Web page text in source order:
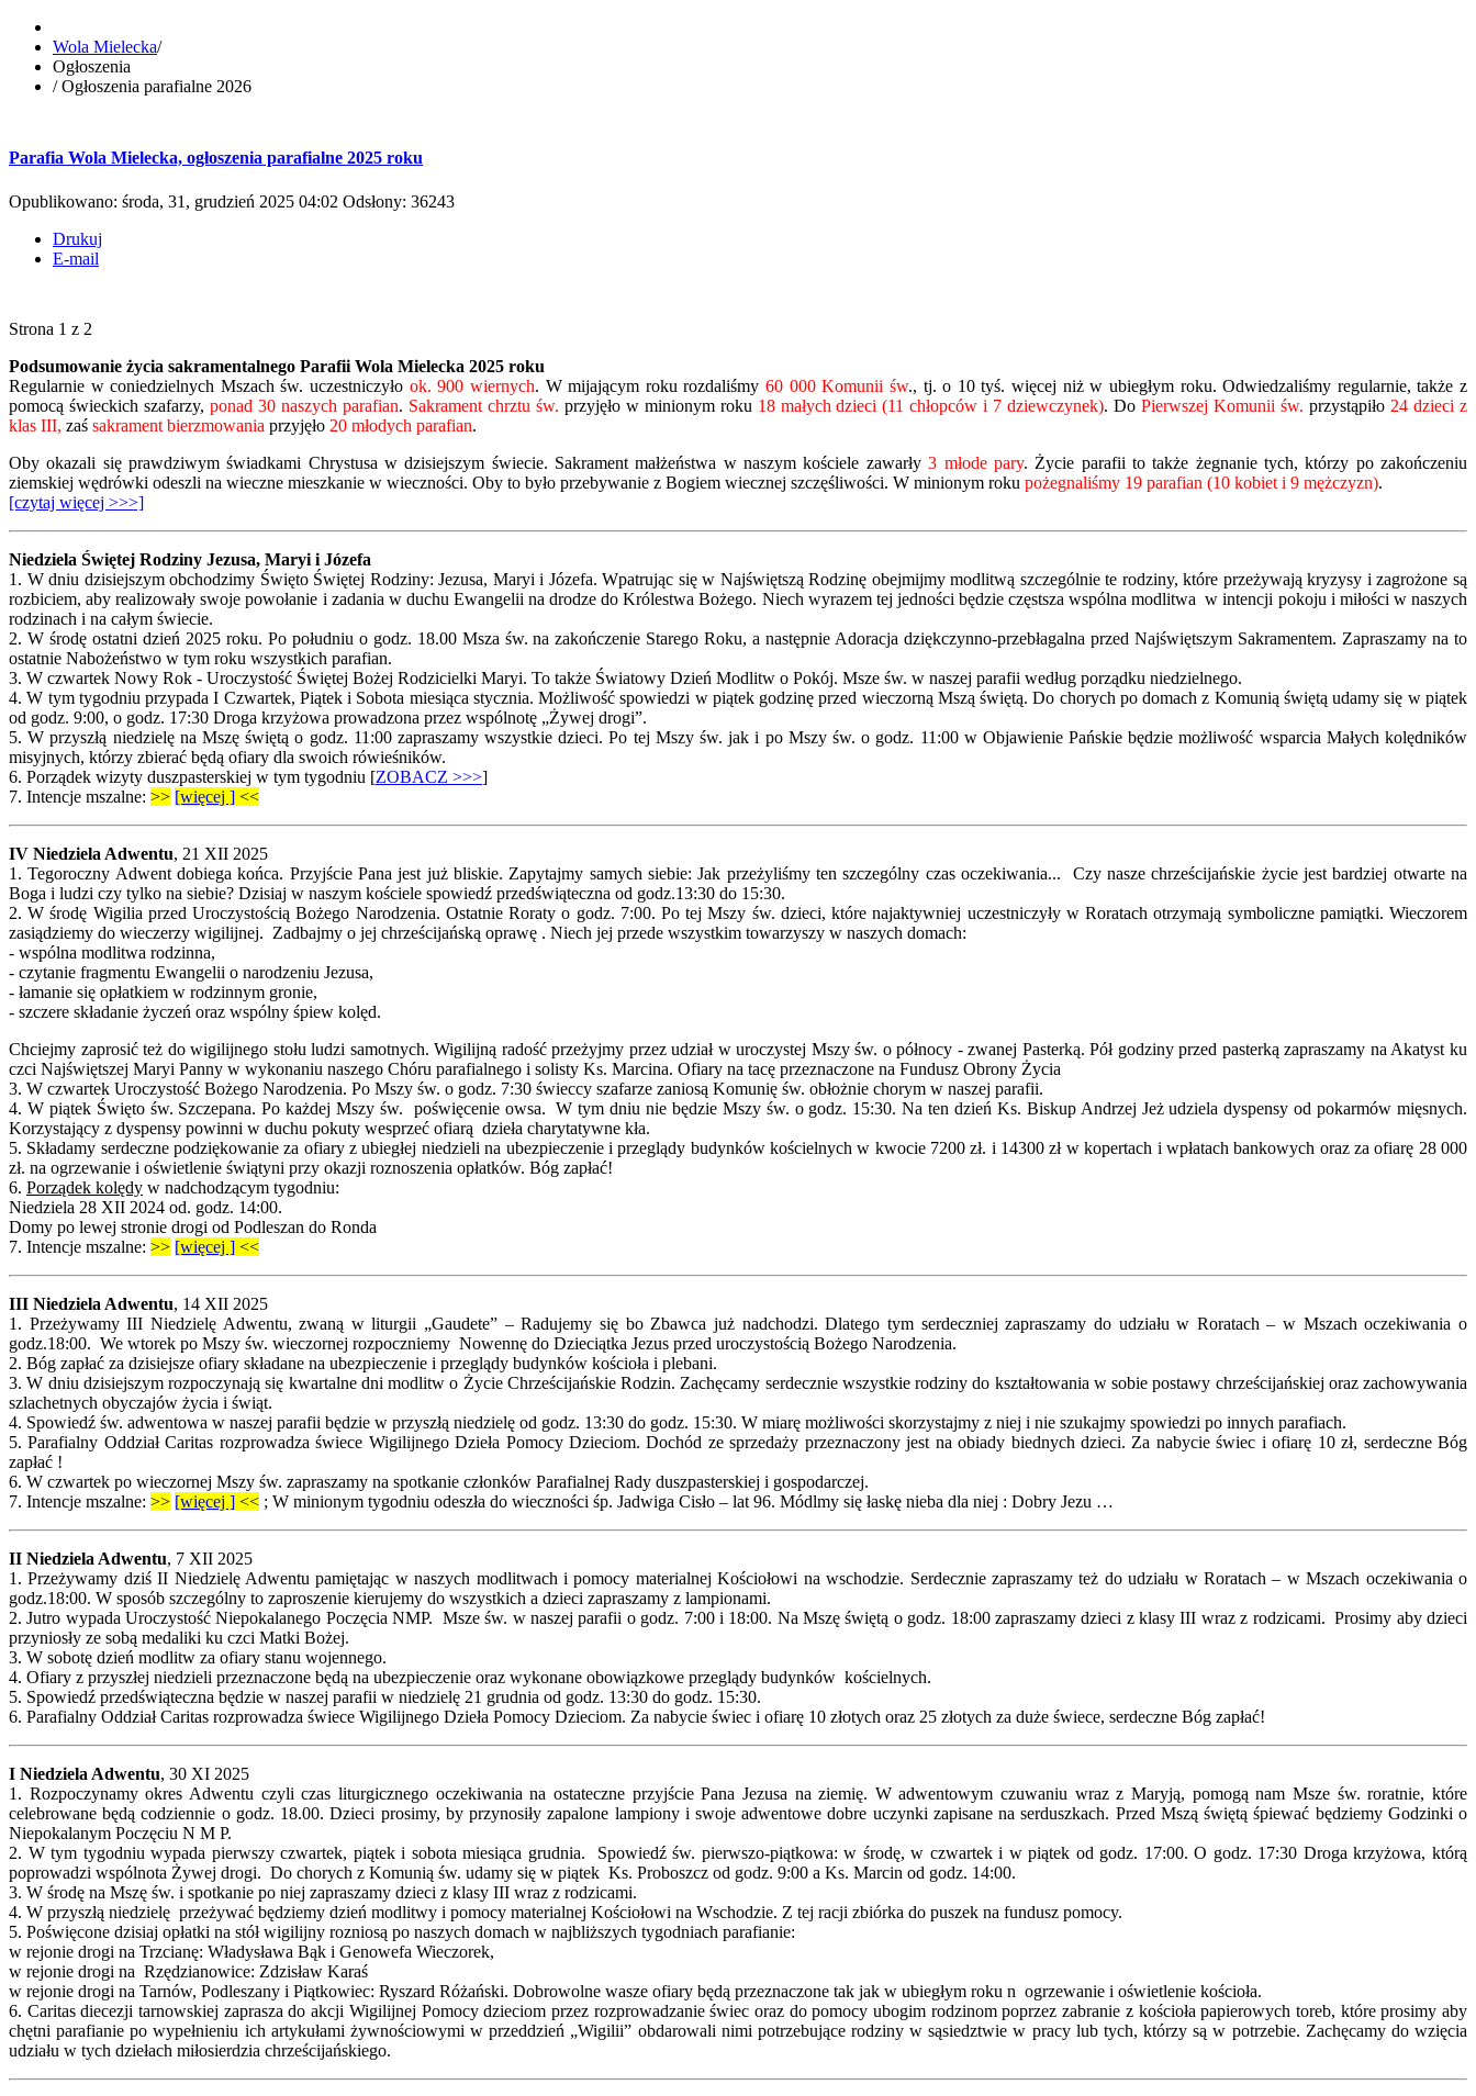
Wola Mielecka/
Ogłoszenia
/Ogłoszenia parafialne 2026
Parafia Wola Mielecka, ogłoszenia parafialne 2025 roku
Opublikowano: środa, 31, grudzień 2025 04:02 Odsłony: 36243
Drukuj
E-mail
Strona 1 z 2
Podsumowanie życia sakramentalnego Parafii Wola Mielecka 2025 roku
Regularnie w coniedzielnych Mszach św. uczestniczyło ok. 900 wiernych. W mijającym roku rozdaliśmy60 000 Komunii św., tj. o 10 tyś. więcej niż w ubiegłym roku. Odwiedzaliśmy regularnie, także z
pomocą świeckich szafarzy, ponad 30 naszych parafian. Sakrament chrztu św. przyjęło w minionym roku 18 małych dzieci (11 chłopców i 7 dziewczynek).Do Pierwszej Komunii św.przystąpiło 24 dzieci z
klas III, zaś sakrament bierzmowania przyjęło 20 młodych parafian.
Oby okazali się prawdziwym świadkami Chrystusa w dzisiejszym świecie. Sakrament małżeństwa w naszym kościele zawarły3 młode pary. Życie parafii to także żegnanie tych, którzy po zakończeniu
ziemskiej wędrówki odeszli na wieczne mieszkanie w wieczności. Oby to było przebywanie z Bogiem wiecznej szczęśliwości. W minionym roku pożegnaliśmy 19 parafian (10 kobiet i 9 mężczyzn).
[czytaj więcej >>>]
Niedziela Świętej Rodziny Jezusa, Maryi i Józefa
1. W dniu dzisiejszym obchodzimy Święto Świętej Rodziny: Jezusa, Maryi i Józefa. Wpatrując się w Najświętszą Rodzinę obejmijmy modlitwą szczególnie te rodziny, które przeżywają kryzysy i zagrożone są
rozbiciem, aby realizowały swoje powołanie i zadania w duchu Ewangelii na drodze do Królestwa Bożego. Niech wyrazem tej jedności będzie częstsza wspólna modlitwa w intencji pokoju i miłości w naszych
rodzinach i na całym świecie.
2. W środę ostatni dzień 2025 roku. Po południu o godz. 18.00 Msza św. na zakończenie Starego Roku, a następnie Adoracja dziękczynno-przebłagalna przed Najświętszym Sakramentem. Zapraszamy na to
ostatnie Nabożeństwo w tym roku wszystkich parafian.
3. W czwartek Nowy Rok - Uroczystość Świętej Bożej Rodzicielki Maryi. To także Światowy Dzień Modlitw o Pokój. Msze św. w naszej parafii według porządku niedzielnego.
4. W tym tygodniu przypada I Czwartek, Piątek i Sobota miesiąca stycznia. Możliwość spowiedzi w piątek godzinę przed wieczorną Mszą świętą. Do chorych po domach z Komunią świętą udamy się w piątek
od godz. 9:00, o godz. 17:30 Droga krzyżowa prowadzona przez wspólnotę „Żywej drogi”.
5. W przyszłą niedzielę na Mszę świętą o godz. 11:00 zapraszamy wszystkie dzieci. Po tej Mszy św. jak i po Mszy św. o godz. 11:00 w Objawienie Pańskie będzie możliwość wsparcia Małych kolędników
misyjnych, którzy zbierać będą ofiary dla swoich rówieśników.
6. Porządek wizyty duszpasterskiej w tym tygodniu [ZOBACZ >>>]
7. Intencje mszalne: >> [więcej ] <<
IV Niedziela Adwentu, 21 XII 2025
1. Tegoroczny Adwent dobiega końca. Przyjście Pana jest już bliskie. Zapytajmy samych siebie: Jak przeżyliśmy ten szczególny czas oczekiwania... Czy nasze chrześcijańskie życie jest bardziej otwarte na
Boga i ludzi czy tylko na siebie? Dzisiaj w naszym kościele spowiedź przedświąteczna od godz.13:30 do 15:30.
2. W środę Wigilia przed Uroczystością Bożego Narodzenia. Ostatnie Roraty o godz. 7:00. Po tej Mszy św. dzieci, które najaktywniej uczestniczyły w Roratach otrzymają symboliczne pamiątki. Wieczorem
zasiądziemy do wieczerzy wigilijnej. Zadbajmy o jej chrześcijańską oprawę . Niech jej przede wszystkim towarzyszy w naszych domach:
- wspólna modlitwa rodzinna,
- czytanie fragmentu Ewangelii o narodzeniu Jezusa,
- łamanie się opłatkiem w rodzinnym gronie,
- szczere składanie życzeń oraz wspólny śpiew kolęd.
Chciejmy zaprosić też do wigilijnego stołu ludzi samotnych. Wigilijną radość przeżyjmy przez udział w uroczystej Mszy św. o północy - zwanej Pasterką. Pół godziny przed pasterką zapraszamy na Akatyst ku
czci Najświętszej Maryi Panny w wykonaniu naszego Chóru parafialnego i solisty Ks. Marcina. Ofiary na tacę przeznaczone na Fundusz Obrony Życia
3. W czwartek Uroczystość Bożego Narodzenia. Po Mszy św. o godz. 7:30 świeccy szafarze zaniosą Komunię św. obłożnie chorym w naszej parafii.
4. W piątek Święto św. Szczepana. Po każdej Mszy św. poświęcenie owsa. W tym dniu nie będzie Mszy św. o godz. 15:30. Na ten dzień Ks. Biskup Andrzej Jeż udziela dyspensy od pokarmów mięsnych.
Korzystający z dyspensy powinni w duchu pokuty wesprzeć ofiarą dzieła charytatywne kła.
5. Składamy serdeczne podziękowanie za ofiary z ubiegłej niedzieli na ubezpieczenie i przeglądy budynków kościelnych w kwocie 7200 zł. i 14300 zł w kopertach i wpłatach bankowych oraz za ofiarę 28 000
zł. na ogrzewanie i oświetlenie świątyni przy okazji roznoszenia opłatków. Bóg zapłać!
6. Porządek kolędy w nadchodzącym tygodniu:
Niedziela 28 XII 2024 od. godz. 14:00.
Domy po lewej stronie drogi od Podleszan do Ronda
7. Intencje mszalne: >> [więcej ] <<
III Niedziela Adwentu, 14 XII 2025
1. Przeżywamy III Niedzielę Adwentu, zwaną w liturgii „Gaudete” – Radujemy się bo Zbawca już nadchodzi. Dlatego tym serdeczniej zapraszamy do udziału w Roratach – w Mszach oczekiwania o
godz.18:00. We wtorek po Mszy św. wieczornej rozpoczniemy Nowennę do Dzieciątka Jezus przed uroczystością Bożego Narodzenia.
2. Bóg zapłać za dzisiejsze ofiary składane na ubezpieczenie i przeglądy budynków kościoła i plebani.
3. W dniu dzisiejszym rozpoczynają się kwartalne dni modlitw o Życie Chrześcijańskie Rodzin. Zachęcamy serdecznie wszystkie rodziny do kształtowania w sobie postawy chrześcijańskiej oraz zachowywania
szlachetnych obyczajów życia i świąt.
4. Spowiedź św. adwentowa w naszej parafii będzie w przyszłą niedzielę od godz. 13:30 do godz. 15:30. W miarę możliwości skorzystajmy z niej i nie szukajmy spowiedzi po innych parafiach.
5. Parafialny Oddział Caritas rozprowadza świece Wigilijnego Dzieła Pomocy Dzieciom. Dochód ze sprzedaży przeznaczony jest na obiady biednych dzieci. Za nabycie świec i ofiarę 10 zł, serdeczne Bóg
zapłać !
6. W czwartek po wieczornej Mszy św. zapraszamy na spotkanie członków Parafialnej Rady duszpasterskiej i gospodarczej.
7. Intencje mszalne: >> [więcej ] << ; W minionym tygodniu odeszła do wieczności śp. Jadwiga Cisło – lat 96. Módlmy się łaskę nieba dla niej : Dobry Jezu …
II Niedziela Adwentu, 7 XII 2025
1. Przeżywamy dziś II Niedzielę Adwentu pamiętając w naszych modlitwach i pomocy materialnej Kościołowi na wschodzie. Serdecznie zapraszamy też do udziału w Roratach – w Mszach oczekiwania o
godz.18:00. W sposób szczególny to zaproszenie kierujemy do wszystkich a dzieci zapraszamy z lampionami.
2. Jutro wypada Uroczystość Niepokalanego Poczęcia NMP. Msze św. w naszej parafii o godz. 7:00 i 18:00. Na Mszę świętą o godz. 18:00 zapraszamy dzieci z klasy III wraz z rodzicami. Prosimy aby dzieci
przyniosły ze sobą medaliki ku czci Matki Bożej.
3. W sobotę dzień modlitw za ofiary stanu wojennego.
4. Ofiary z przyszłej niedzieli przeznaczone będą na ubezpieczenie oraz wykonane obowiązkowe przeglądy budynków kościelnych.
5. Spowiedź przedświąteczna będzie w naszej parafii w niedzielę 21 grudnia od godz. 13:30 do godz. 15:30.
6. Parafialny Oddział Caritas rozprowadza świece Wigilijnego Dzieła Pomocy Dzieciom. Za nabycie świec i ofiarę 10 złotych oraz 25 złotych za duże świece, serdeczne Bóg zapłać!
I Niedziela Adwentu, 30 XI 2025
1. Rozpoczynamy okres Adwentu czyli czas liturgicznego oczekiwania na ostateczne przyjście Pana Jezusa na ziemię. W adwentowym czuwaniu wraz z Maryją, pomogą nam Msze św. roratnie, które
celebrowane będą codziennie o godz. 18.00. Dzieci prosimy, by przynosiły zapalone lampiony i swoje adwentowe dobre uczynki zapisane na serduszkach. Przed Mszą świętą śpiewać będziemy Godzinki o
Niepokalanym Poczęciu N M P.
2. W tym tygodniu wypada pierwszy czwartek, piątek i sobota miesiąca grudnia. Spowiedź św. pierwszo-piątkowa: w środę, w czwartek i w piątek od godz. 17:00. O godz. 17:30 Droga krzyżowa, którą
poprowadzi wspólnota Żywej drogi. Do chorych z Komunią św. udamy się w piątek Ks. Proboszcz od godz. 9:00 a Ks. Marcin od godz. 14:00.
3. W środę na Mszę św. i spotkanie po niej zapraszamy dzieci z klasy III wraz z rodzicami.
4. W przyszłą niedzielę przeżywać będziemy dzień modlitwy i pomocy materialnej Kościołowi na Wschodzie. Z tej racji zbiórka do puszek na fundusz pomocy.
5. Poświęcone dzisiaj opłatki na stół wigilijny rozniosą po naszych domach w najbliższych tygodniach parafianie:
w rejonie drogi na Trzcianę: Władysława Bąk i Genowefa Wieczorek,
w rejonie drogi na Rzędzianowice: Zdzisław Karaś
w rejonie drogi na Tarnów, Podleszany i Piątkowiec: Ryszard Różański. Dobrowolne wasze ofiary będą przeznaczone tak jak w ubiegłym roku n ogrzewanie i oświetlenie kościoła.
6. Caritas diecezji tarnowskiej zaprasza do akcji Wigilijnej Pomocy dzieciom przez rozprowadzanie świec oraz do pomocy ubogim rodzinom poprzez zabranie z kościoła papierowych toreb, które prosimy aby
chętni parafianie po wypełnieniu ich artykułami żywnościowymi w przeddzień „Wigilii” obdarowali nimi potrzebujące rodziny w sąsiedztwie w pracy lub tych, którzy są w potrzebie. Zachęcamy do wzięcia
udziału w tych dziełach miłosierdzia chrześcijańskiego.